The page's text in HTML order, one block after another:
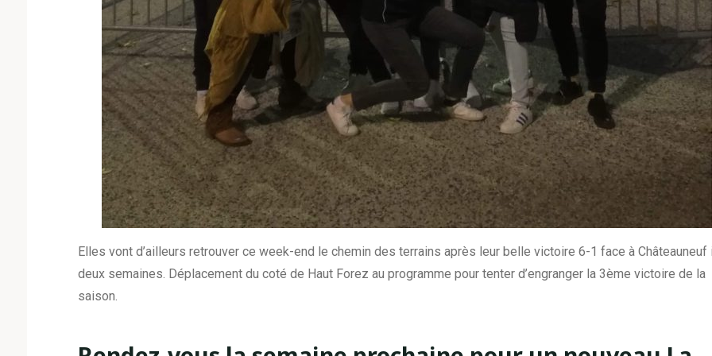
Elles vont d’ailleurs retrouver ce week-end le chemin des terrains après leur belle victoire 6-1 face à Châteauneuf
deux semaines. Déplacement du coté de Haut Forez au programme pour tenter d’engranger la 3ème victoire de la
saison.